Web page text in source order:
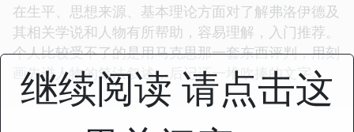
在生平、思想来源、基本理论方面对了解弗洛伊德及
其相关学说和人物有所帮助，容易理解，入门推荐。
个人比较受不了的是用马克思那一套东西评判，用刻
画先进人物的笔法叙述，后记还一堆吹捧的文字。
继续阅读 请点击这